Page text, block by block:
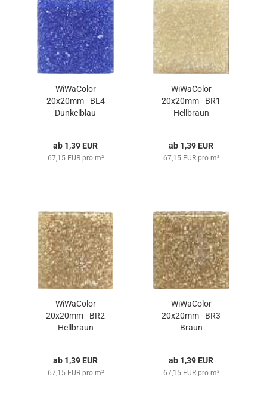
WiWaColor
20x20mm - BL4
Dunkelblau
ab 1,39 EUR
67,15 EUR pro m²
WiWaColor
20x20mm - BR1
Hellbraun
ab 1,39 EUR
67,15 EUR pro m²
WiWaColor
20x20mm - BR2
Hellbraun
ab 1,39 EUR
67,15 EUR pro m²
WiWaColor
20x20mm - BR3
Braun
ab 1,39 EUR
67,15 EUR pro m²